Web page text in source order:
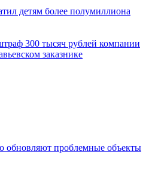
детям более полумиллиона
300 тысяч рублей компании
заказнике
обновляют проблемные объекты